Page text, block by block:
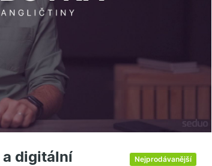
a digitální
Nejprodávanější